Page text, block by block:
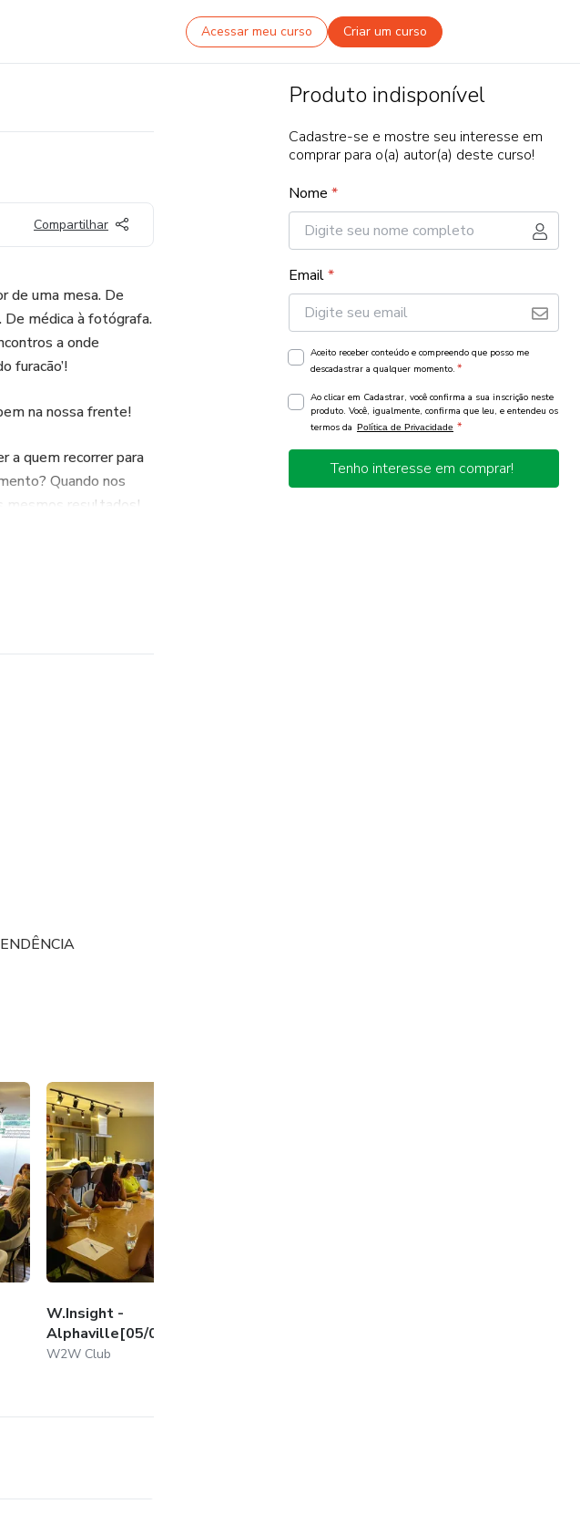
Acessar meu curso Criar um curso
Compartilhar
de uma mesa. De
De médica à fotógrafa.
a onde
furacão’!
na nossa frente!
a quem recorrer para
Quando nos
mesmos resultados!
W.Insight -
Alphaville[05/04/2023]
W2W Club
Produto indisponível
Cadastre-se e mostre seu interesse em
comprar para o(a) autor(a) deste curso!
Nome *
Email*
Aceito receber conteúdo e compreendo que posso me
descadastrar a qualquer momento. *
Ao clicar em Cadastrar, você confirma a sua inscrição neste
produto. Você, igualmente, confirma que leu, e entendeu os
termos da Política de Privacidade *
Tenho interesse em comprar!